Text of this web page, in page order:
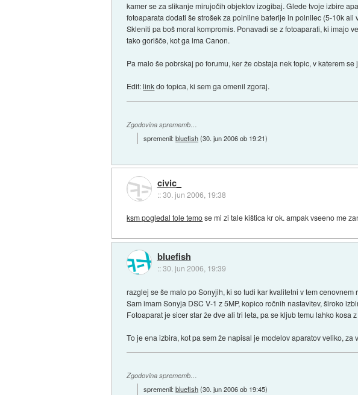
kamer se za slikanje mirujočih objektov izogibaj. Glede tvoje izbire
fotoaparata dodati še strošek za polnilne baterije in polnilec (5-10k ali
Skleniti pa boš moral kompromis. Ponavadi se z fotoaparati, ki imajo
tako gorišče, kot ga ima Canon.
Pa malo še pobrskaj po forumu, ker že obstaja nek topic, v katerem
Edit:linkdo topica, ki sem ga omenil zgoraj.
Zgodovina sprememb…
spremenil:bluefish(30. jun 2006 ob 19:21)
civic_
::30. jun 2006, 19:38
ksm pogledal tole temose mi zi tale kištica kr ok. ampak vseeno me
bluefish
::30. jun 2006, 19:39
razglej se še malo po Sonyjih, ki so tudi kar kvalitetni v tem
Sam imam Sonyja DSC V-1 z 5MP, kopico ročnih nastavitev, široko
Fotoaparat je sicer star že dve ali tri leta, pa se kljub temu lahko
To je ena izbira, kot pa sem že napisal je modelov aparatov veliko, za
Zgodovina sprememb…
spremenil:bluefish(30. jun 2006 ob 19:45)